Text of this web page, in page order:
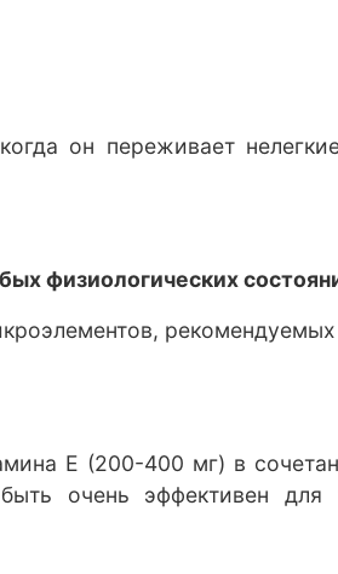
он переживает
физиологических
рекомендуемых
Е (200-400 мг) в
очень эффективен